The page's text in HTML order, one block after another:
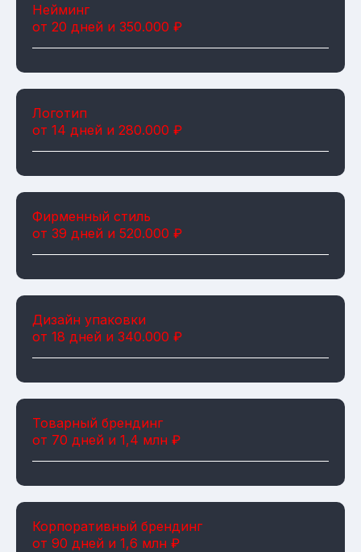
Нейминг
от 20 дней и 350.000 ₽
Логотип
от 14 дней и 280.000 ₽
Фирменный стиль
от 39 дней и 520.000 ₽
Дизайн упаковки
от 18 дней и 340.000 ₽
Товарный брендинг
от 70 дней и 1,4 млн ₽
Корпоративный брендинг
от 90 дней и 1,6 млн ₽